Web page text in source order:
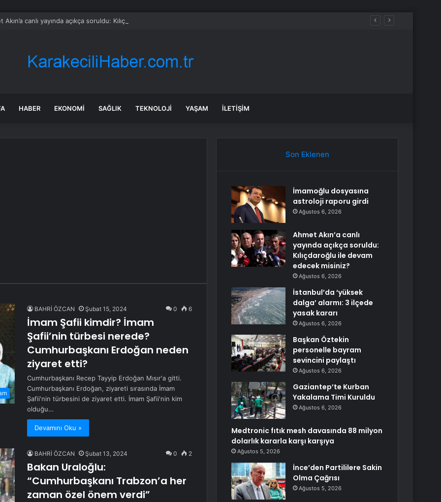
Akın’a canlı yayında açıkça soruldu: Kılıçdaroğlu ile devam edecek misiniz?
HABER EKONOMI SAĞLIK TEKNOLOJI YAŞAM İLETIŞIM
BAHRİ ÖZCAN Şubat 15, 2024 0 6
İmam Şafii kimdir? İmam
Şafii’nin türbesi nerede?
Cumhurbaşkanı Erdoğan neden
ziyaret etti?
Cumhurbaşkanı Recep Tayyip Erdoğan Mısır'a gitti.
Cumhurbaşkanı Erdoğan, ziyareti sırasında İmam
Şafii'nin türbesini de ziyaret etti. İmam Şafii'nin kim
olduğu…
Devamını Oku »
BAHRİ ÖZCAN Şubat 13, 2024 0 2
Bakan Uraloğlu:
“Cumhurbaşkanı Trabzon’a her
zaman özel önem verdi”
Son Eklenen
İmamoğlu dosyasına
astroloji raporu girdi
Ağustos 6, 2026
Ahmet Akın’a canlı
yayında açıkça soruldu:
Kılıçdaroğlu ile devam
edecek misiniz?
Ağustos 6, 2026
İstanbul’da ‘yüksek
dalga’ alarmı: 3 ilçede
yasak kararı
Ağustos 6, 2026
Başkan Öztekin
personelle bayram
sevincini paylaştı
Ağustos 6, 2026
Gaziantep’te Kurban
Yakalama Timi Kuruldu
Ağustos 6, 2026
Medtronic fıtık mesh davasında 88 milyon
dolarlık kararla karşı karşıya
Ağustos 5, 2026
İnce’den Partililere Sakin
Olma Çağrısı
Ağustos 5, 2026